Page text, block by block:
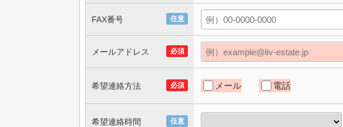
任意
FAX番号
必須
メールアドレス
必須
希望連絡方法 メール 電話
任意
希望連絡時間